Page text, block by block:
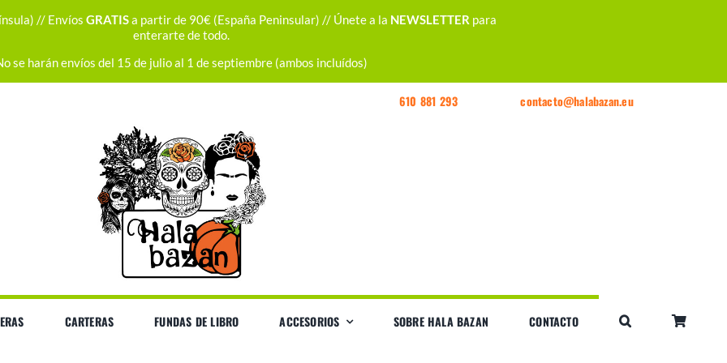
// EnvíosGRATISa partir de 90€ (España Peninsular) // Únete a la NEWSLETTER para
enterarte de todo.
se harán envíos del 15 de julio al 1 de septiembre (ambos incluídos)
610 881 293 contacto@halabazan.eu
CARTERAS FUNDAS DE LIBRO ACCESORIOS SOBRE HALA BAZAN CONTACTO